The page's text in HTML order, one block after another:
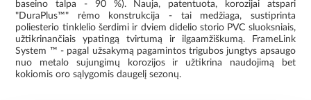
baseino talpa - 90 %). Nauja, patentuota, korozijai atspari
"DuraPlus™" rėmo konstrukcija - tai medžiaga, sustiprinta
poliesterio tinklelio šerdimi ir dviem didelio storio PVC sluoksniais,
užtikrinančiais ypatingą tvirtumą ir ilgaamžiškumą. FrameLink
System ™ - pagal užsakymą pagamintos trigubos jungtys apsaugo
nuo metalo sujungimų korozijos ir užtikrina naudojimą bet
kokiomis oro sąlygomis daugelį sezonų.